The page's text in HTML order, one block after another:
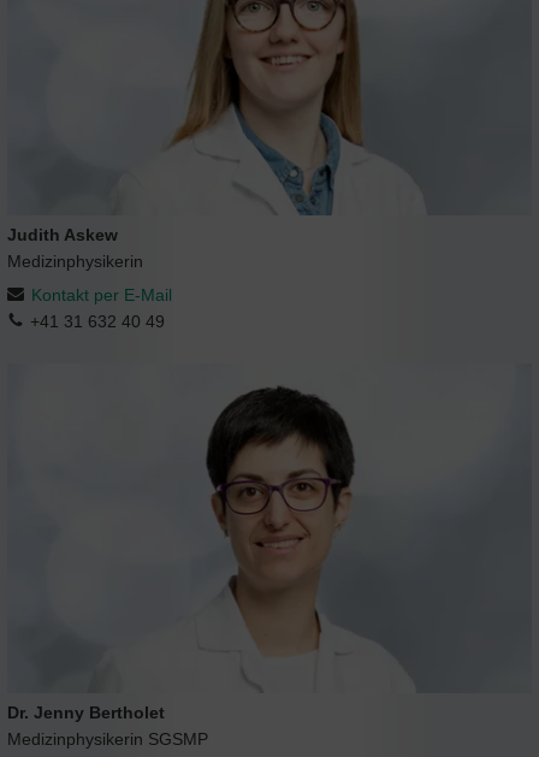
Judith Askew
Medizinphysikerin
Kontakt per E-Mail
+41 31 632 40 49
Dr. Jenny Bertholet
Medizinphysikerin SGSMP